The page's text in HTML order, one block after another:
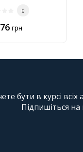
0
грн
бути в курсі всіх
Підпишіться